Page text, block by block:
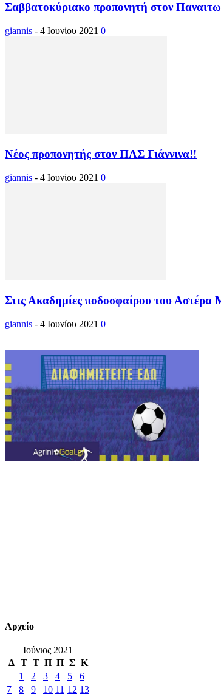
Σαββατοκύριακο προπονητή στον
giannis - 4 Ιουνίου 2021 0
Νέος προπονητής στον ΠΑΣ Γιάννινα!!
giannis - 4 Ιουνίου 2021 0
Στις Ακαδημίες ποδοσφαίρου του Αστέρα
giannis - 4 Ιουνίου 2021 0
Αρχείο
Ιούνιος 2021
Δ Τ Τ Π Π Σ Κ
1
2 3 4 5
6
7
8 9 10 11 12 13